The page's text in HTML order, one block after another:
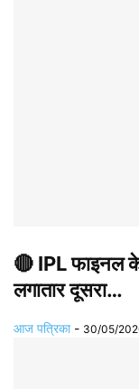
🔴 IPL फाइनल के
लगातार दूसरा…
आज पत्रिका - 30/05/